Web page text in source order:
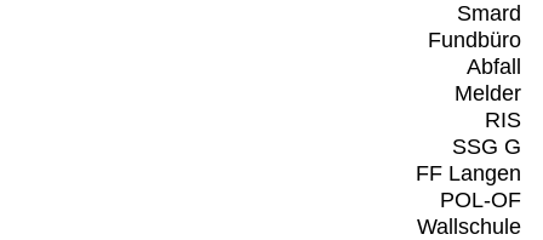
Smard
Fundbüro
Abfall
Melder
RIS
SSG G
FF Langen
POL-OF
Wallschule